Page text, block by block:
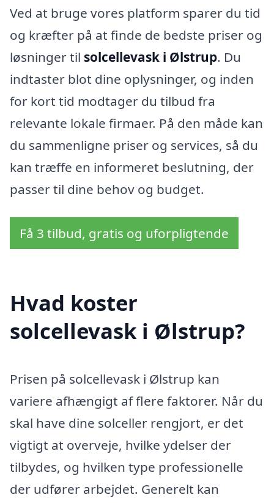
Ved at bruge vores platform sparer du tid
og kræfter på at finde de bedste priser og
løsninger til solcellevask i Ølstrup. Du
indtaster blot dine oplysninger, og inden
for kort tid modtager du tilbud fra
relevante lokale firmaer. På den måde kan
du sammenligne priser og services, så du
kan træffe en informeret beslutning, der
passer til dine behov og budget.
Få 3 tilbud, gratis og uforpligtende
Hvad koster
solcellevask i Ølstrup?
Prisen på solcellevask i Ølstrup kan
variere afhængigt af flere faktorer. Når du
skal have dine solceller rengjort, er det
vigtigt at overveje, hvilke ydelser der
tilbydes, og hvilken type professionelle
der udfører arbejdet. Generelt kan